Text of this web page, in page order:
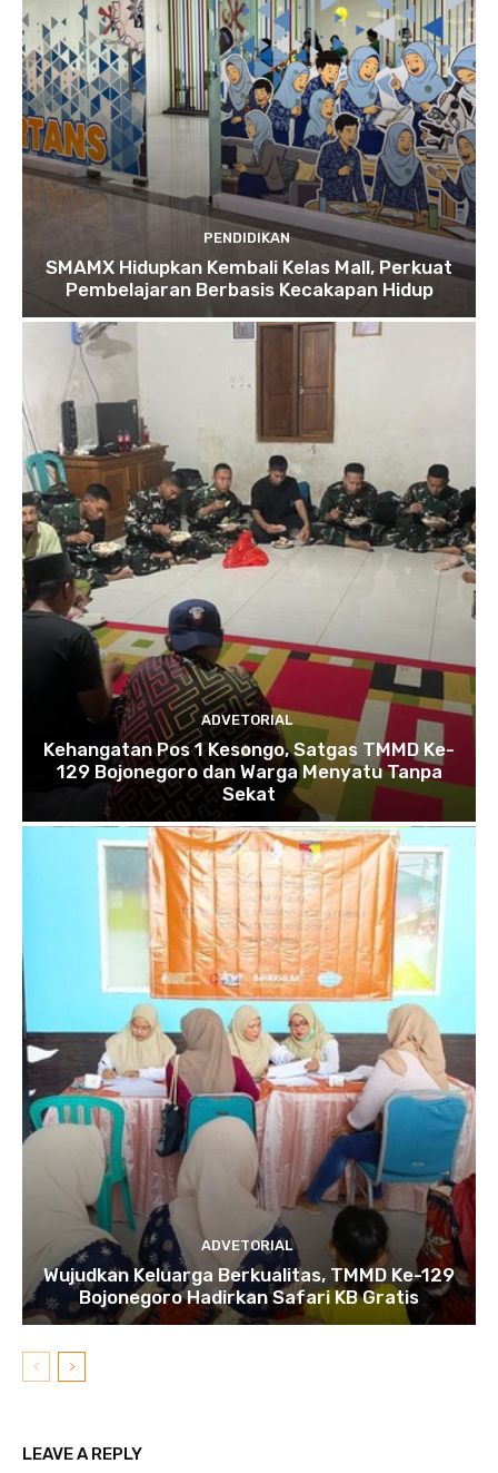
PENDIDIKAN
SMAMX Hidupkan Kembali Kelas Mall, Perkuat
Pembelajaran Berbasis Kecakapan Hidup
ADVETORIAL
Kehangatan Pos 1 Kesongo, Satgas TMMD Ke-
129 Bojonegoro dan Warga Menyatu Tanpa
Sekat
ADVETORIAL
Wujudkan Keluarga Berkualitas, TMMD Ke-129
Bojonegoro Hadirkan Safari KB Gratis
LEAVE A REPLY